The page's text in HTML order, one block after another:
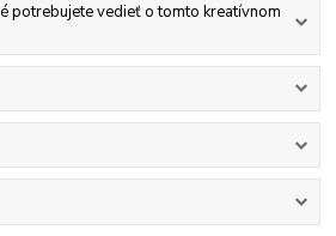
potrebujete vedieť o tomto kreatívnom